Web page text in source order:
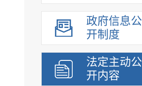
政府信息公
开制度
法定主动公
开内容